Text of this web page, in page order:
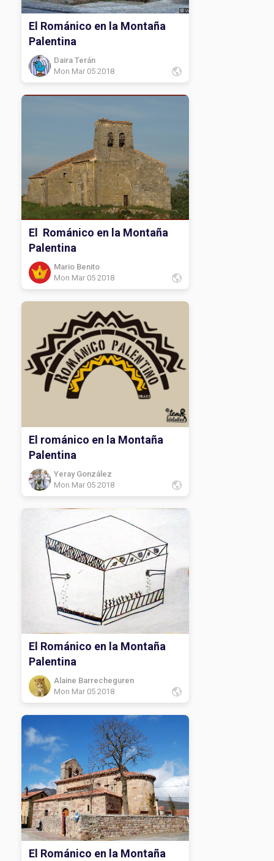
El Románico en la Montaña
Palentina
Daira Terán
Mon Mar 05 2018
El Románico en la Montaña
Palentina
Mario Benito
Mon Mar 05 2018
El románico en la Montaña
Palentina
Yeray González
Mon Mar 05 2018
El Románico en la Montaña
Palentina
Alaine Barrecheguren
Mon Mar 05 2018
El Románico en la Montaña